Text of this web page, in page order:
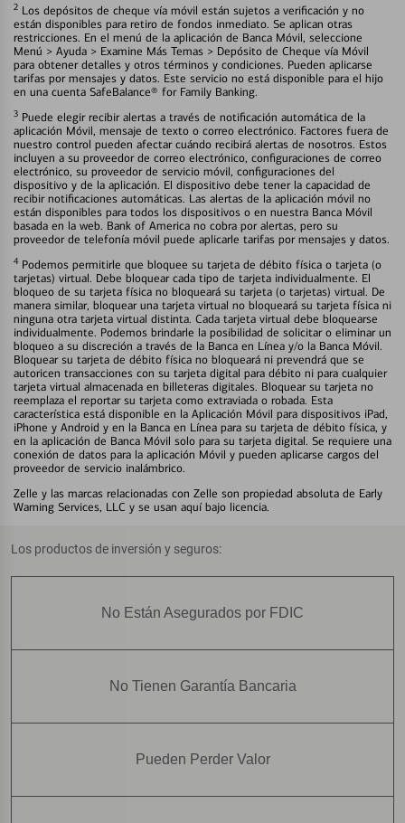
2 Los depósitos de cheque vía móvil están sujetos a verificación y no
están disponibles para retiro de fondos inmediato. Se aplican otras
restricciones. En el menú de la aplicación de Banca Móvil, seleccione
Menú > Ayuda > Examine Más Temas > Depósito de Cheque vía Móvil
para obtener detalles y otros términos y condiciones. Pueden aplicarse
tarifas por mensajes y datos. Este servicio no está disponible para el hijo
en una cuenta SafeBalance® for Family Banking.
3 Puede elegir recibir alertas a través de notificación automática de la
aplicación Móvil, mensaje de texto o correo electrónico. Factores fuera de
nuestro control pueden afectar cuándo recibirá alertas de nosotros. Estos
incluyen a su proveedor de correo electrónico, configuraciones de correo
electrónico, su proveedor de servicio móvil, configuraciones del
dispositivo y de la aplicación. El dispositivo debe tener la capacidad de
recibir notificaciones automáticas. Las alertas de la aplicación móvil no
están disponibles para todos los dispositivos o en nuestra Banca Móvil
basada en la web. Bank of America no cobra por alertas, pero su
proveedor de telefonía móvil puede aplicarle tarifas por mensajes y datos.
4 Podemos permitirle que bloquee su tarjeta de débito física o tarjeta (o
tarjetas) virtual. Debe bloquear cada tipo de tarjeta individualmente. El
bloqueo de su tarjeta física no bloqueará su tarjeta (o tarjetas) virtual. De
manera similar, bloquear una tarjeta virtual no bloqueará su tarjeta física ni
ninguna otra tarjeta virtual distinta. Cada tarjeta virtual debe bloquearse
individualmente. Podemos brindarle la posibilidad de solicitar o eliminar un
bloqueo a su discreción a través de la Banca en Línea y/o la Banca Móvil.
Bloquear su tarjeta de débito física no bloqueará ni prevendrá que se
autoricen transacciones con su tarjeta digital para débito ni para cualquier
tarjeta virtual almacenada en billeteras digitales. Bloquear su tarjeta no
reemplaza el reportar su tarjeta como extraviada o robada. Esta
característica está disponible en la Aplicación Móvil para dispositivos iPad,
iPhone y Android y en la Banca en Línea para su tarjeta de débito física, y
en la aplicación de Banca Móvil solo para su tarjeta digital. Se requiere una
conexión de datos para la aplicación Móvil y pueden aplicarse cargos del
proveedor de servicio inalámbrico.
Zelle y las marcas relacionadas con Zelle son propiedad absoluta de Early
Warning Services, LLC y se usan aquí bajo licencia.
Los productos de inversión y seguros:
No Están Asegurados por FDIC
No Tienen Garantía Bancaria
Pueden Perder Valor